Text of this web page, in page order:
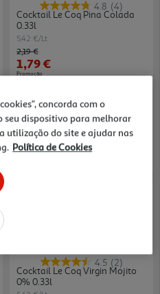
4.8 (4)
Cocktail Le Coq Pina Colada
0.33l
5.42 €/Lt
Price reduced from
2,19 €to
1,79 €
Promoção
4.5 (2)
Cocktail Le Coq Virgin Mojito
0% 0.33l
concorda com o
seu dispositivo para melhorar
utilização do site e ajudar nas
Política de Cookies